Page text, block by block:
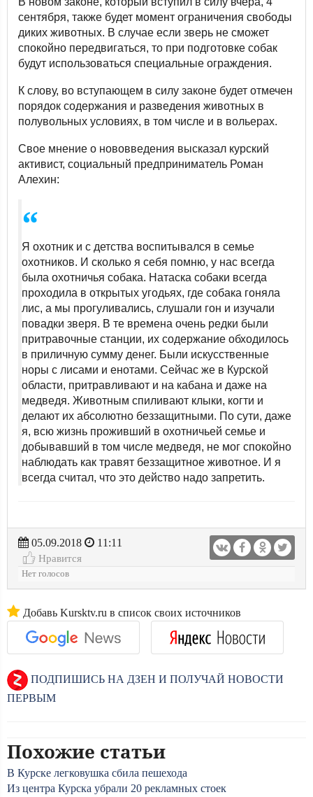
сентября, также будет момент ограничения свободы
диких животных. В случае если зверь не сможет
спокойно передвигаться, то при подготовке собак
будут использоваться специальные ограждения.
К слову, во вступающем в силу законе будет отмечен
порядок содержания и разведения животных в
полувольных условиях, в том числе и в вольерах.
Свое мнение о нововведения высказал курский
активист, социальный предприниматель Роман
Алехин:
Я охотник и с детства воспитывался в семье
охотников. И сколько я себя помню, у нас всегда
была охотничья собака. Натаска собаки всегда
проходила в открытых угодьях, где собака гоняла
лис, а мы прогуливались, слушали гон и изучали
повадки зверя. В те времена очень редки были
притравочные станции, их содержание обходилось
в приличную сумму денег. Были искусственные
норы с лисами и енотами. Сейчас же в Курской
области, притравливают и на кабана и даже на
медведя. Животным спиливают клыки, когти и
делают их абсолютно беззащитными. По сути, даже
я, всю жизнь проживший в охотничьей семье и
добывавший в том числе медведя, не мог спокойно
наблюдать как травят беззащитное животное. И я
всегда считал, что это действо надо запретить.
05.09.2018
11:11
Нравится
Нет голосов
Добавь Kursktv.ru в список своих источников
ПОДПИШИСЬ НА ДЗЕН И ПОЛУЧАЙ НОВОСТИ
ПЕРВЫМ
Похожие статьи
В Курске легковушка сбила пешехода
Из центра Курска убрали 20 рекламных стоек